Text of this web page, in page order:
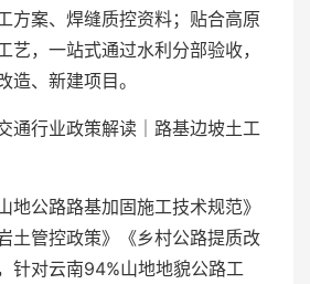
方案、焊缝质控资料；贴合高原
艺，一站式通过水利分部验收，
造、新建项目。
通行业政策解读｜路基边坡土工
地公路路基加固施工技术规范》
土管控政策》《乡村公路提质改
针对云南94%山地地貌公路工